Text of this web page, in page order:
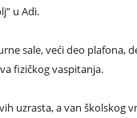
u Adi.
sale, veći deo plafona,
fizičkog vaspitanja.
uzrasta, a van školskog